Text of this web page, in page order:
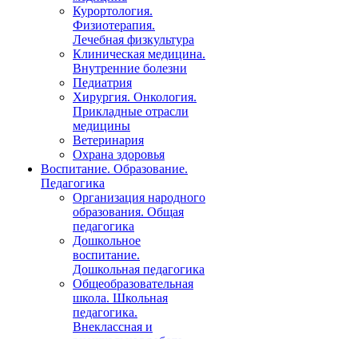
Курортология.
Физиотерапия.
Лечебная физкультура
Клиническая медицина.
Внутренние болезни
Педиатрия
Хирургия. Онкология.
Прикладные отрасли
медицины
Ветеринария
Охрана здоровья
Воспитание. Образование.
Педагогика
Организация народного
образования. Общая
педагогика
Дошкольное
воспитание.
Дошкольная педагогика
Общеобразовательная
школа. Школьная
педагогика.
Внеклассная и